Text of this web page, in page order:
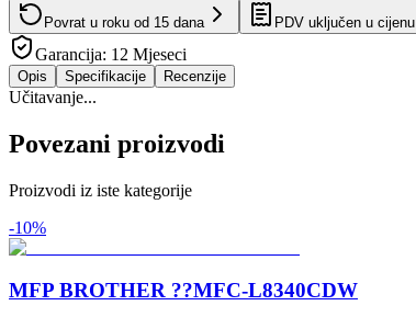
Povrat u roku od 15 dana PDV uključen u cijenu
Garancija: 12 Mjeseci
Opis Specifikacije Recenzije
Učitavanje...
Povezani proizvodi
Proizvodi iz iste kategorije
-10%
MFP BROTHER ??MFC-L8340CDW